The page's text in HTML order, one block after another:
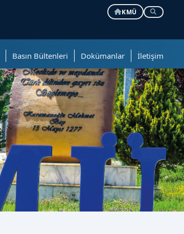
KMÜ
Basın Bültenleri Dokümanlar İletişim